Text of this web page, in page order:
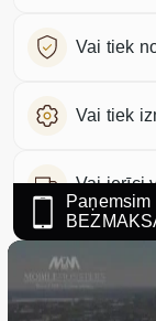
Vai tiek
Vai tiek
Vai ierīci